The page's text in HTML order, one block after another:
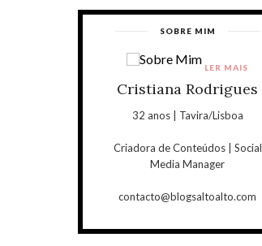
SOBRE MIM
Cristiana Rodrigues
32 anos | Tavira/Lisboa
Criadora de Conteúdos | Social
Media Manager
contacto@blogsaltoalto.com
LER MAIS